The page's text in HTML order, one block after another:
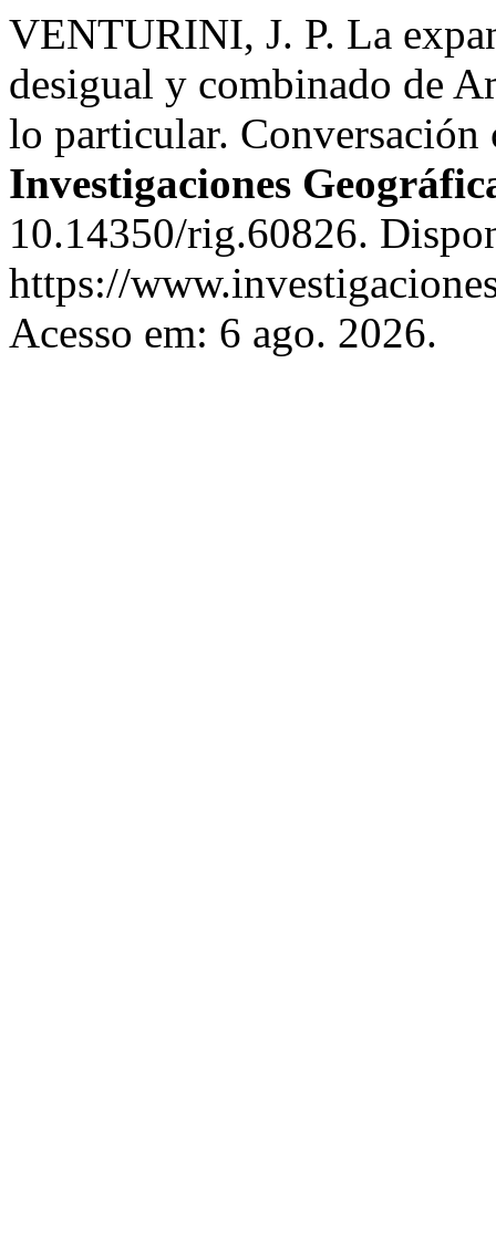
VENTURINI, J. P. La
desigual y combinado de
lo particular.
Investigaciones
10.14350/rig.60826.
https://
Acesso em: 6 ago. 2026.